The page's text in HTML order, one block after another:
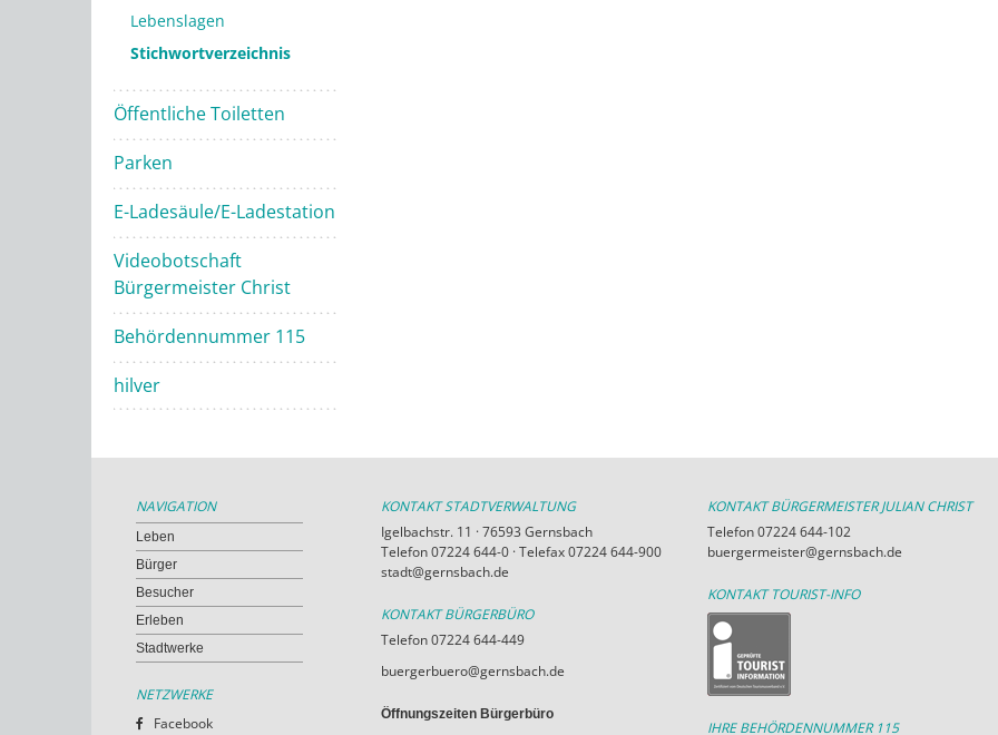
Lebenslagen
Stichwortverzeichnis
Öffentliche Toiletten
Parken
E-Ladesäule/E-Ladestation
Videobotschaft
Bürgermeister Christ
Behördennummer 115
hilver
NAVIGATION
Leben
Bürger
Besucher
Erleben
Stadtwerke
NETZWERKE
Facebook
KONTAKT STADTVERWALTUNG
Igelbachstr. 11 · 76593 Gernsbach
Telefon 07224 644-0 · Telefax 07224 644-900
stadt@gernsbach.de
KONTAKT BÜRGERBÜRO
Telefon 07224 644-449
buergerbuero@gernsbach.de
Öffnungszeiten Bürgerbüro
KONTAKT BÜRGERMEISTER JULIAN CHRIST
Telefon 07224 644-102
buergermeister@gernsbach.de
KONTAKT TOURIST-INFO
IHRE BEHÖRDENNUMMER 115